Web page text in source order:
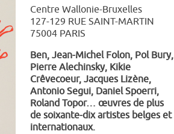
Centre Wallonie-Bruxelles
127-129 RUE SAINT-MARTIN
75004 PARIS
Ben, Jean-Michel Folon, Pol Bury,
Pierre Alechinsky, Kikie
Crêvecoeur, Jacques Lizène,
Antonio Segui, Daniel Spoerri,
Roland Topor… œuvres de plus
de soixante-dix artistes belges et
internationaux.